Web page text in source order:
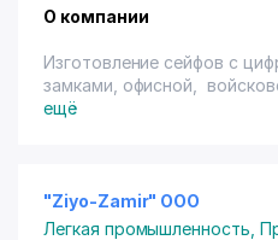
О компании
Изготовление сейфов с
замками, офисной,
медицинской мебели.
ещё
"Ziyo-Zamir" ООО
Легкая промышленность